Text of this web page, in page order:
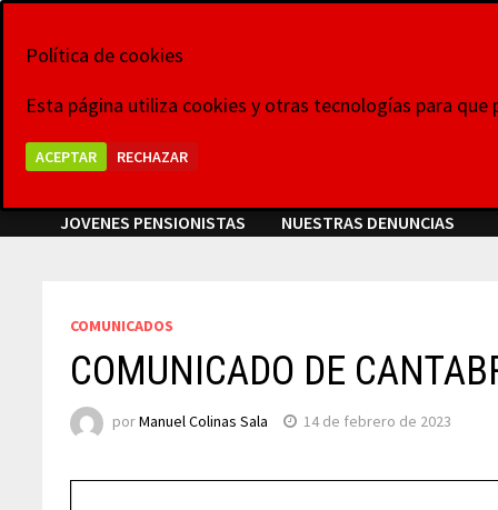
La Voz de las
JOVENES PENSIONISTAS
NUESTRAS DENUNCIAS
COMUNICADOS
COMUNICADO DE
porManuel Colinas Sala 14 de febrero de 2023
Política de cookies
Esta página utiliza cookies y otras tecnologías para
ACEPTAR RECHAZAR